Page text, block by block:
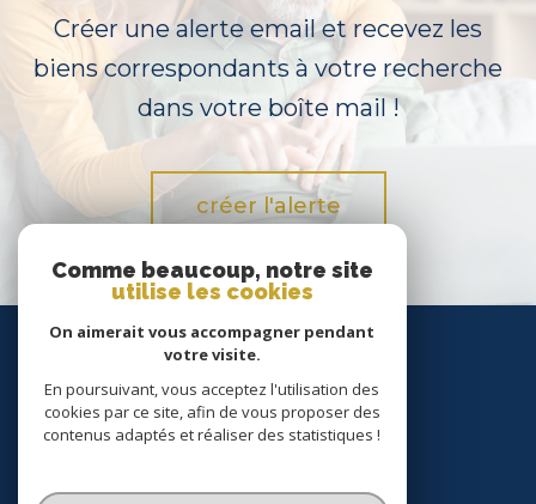
Créer une alerte email et recevez les
biens correspondants à votre recherche
dans votre boîte mail !
créer l'alerte
Nous
suivre
Comme beaucoup, notre site
utilise les cookies
On aimerait vous accompagner pendant
votre visite.
En poursuivant, vous acceptez l'utilisation des
cookies par ce site, afin de vous proposer des
contenus adaptés et réaliser des statistiques !